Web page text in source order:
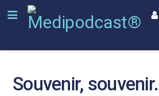
Souvenir, souvenir.